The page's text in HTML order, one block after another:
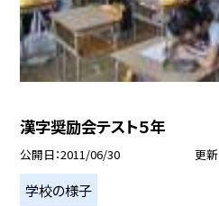
漢字奨励会テスト５年
公開日 2011/06/30 更
学校の様子